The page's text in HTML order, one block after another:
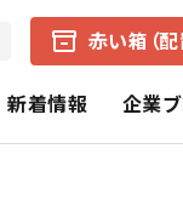
赤い箱（
新着情報 企業